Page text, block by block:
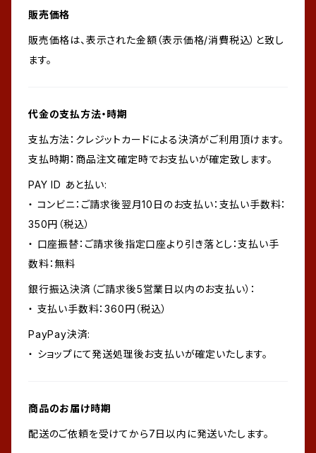
販売価格
販売価格は、表示された金額（表示価格/消費税込）と致し
ます。
代金の支払方法・時期
支払方法：クレジットカードによる決済がご利用頂けます。
支払時期：商品注文確定時でお支払いが確定致します。
PAY ID あと払い:
・ コンビニ：ご請求後翌月10日のお支払い：支払い手数料：
350円（税込）
・ 口座振替：ご請求後指定口座より引き落とし：支払い手
数料：無料
銀行振込決済（ご請求後5営業日以内のお支払い）：
・ 支払い手数料：360円（税込）
PayPay決済:
・ ショップにて発送処理後お支払いが確定いたします。
商品のお届け時期
配送のご依頼を受けてから7日以内に発送いたします。